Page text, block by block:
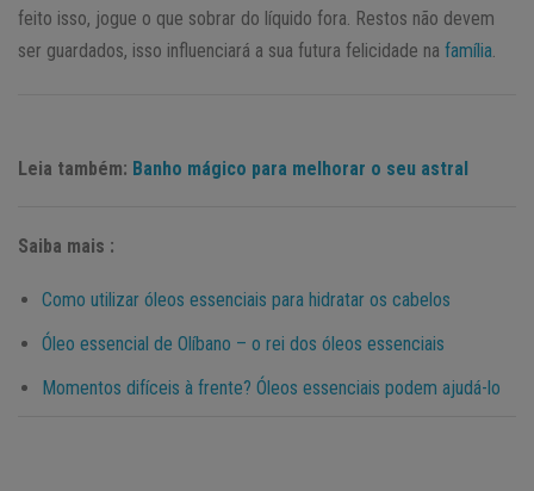
feito isso, jogue o que sobrar do líquido fora. Restos não devem
ser guardados, isso influenciará a sua futura felicidade na família.
Leia também: Banho mágico para melhorar o seu astral
Saiba mais :
Como utilizar óleos essenciais para hidratar os cabelos
Óleo essencial de Olíbano – o rei dos óleos essenciais
Momentos difíceis à frente? Óleos essenciais podem ajudá-lo